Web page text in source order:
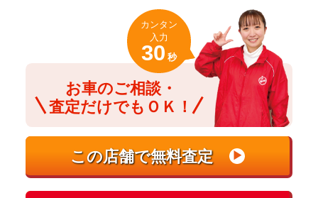
お車のご相談・
査定だけでもＯＫ！
カンタン
入力
30 秒